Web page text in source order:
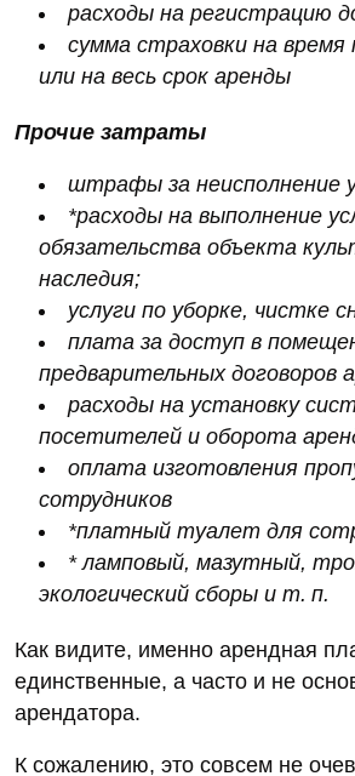
расходы на регистрацию
сумма страховки на
или на весь срок аренды
Прочие затраты
штрафы за неисполнение
*расходы на выполнение
обязательства объекта
наследия;
услуги по уборке, чистке
плата за доступ в
предварительных договоров
расходы на установку
посетителей и оборота
оплата изготовления
сотрудников
*платный туалет для
* ламповый, мазутный,
экологический сборы и т. п.
Как видите, именно арендная
единственные, а часто и не
арендатора.
К сожалению, это совсем не